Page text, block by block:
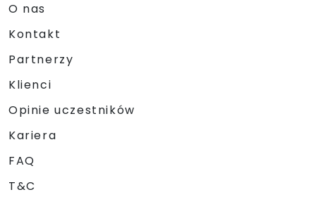
O nas
Kontakt
Partnerzy
Klienci
Opinie uczestników
Kariera
FAQ
T&C